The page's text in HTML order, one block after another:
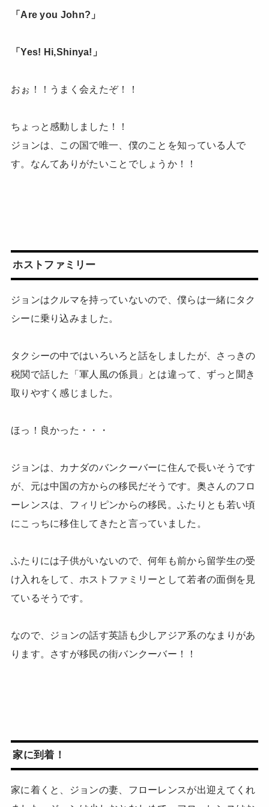
「Are you John?」
「Yes! Hi,Shinya!」
おぉ！！うまく会えたぞ！！
ちょっと感動しました！！
ジョンは、この国で唯一、僕のことを知っている人で
す。なんてありがたいことでしょうか！！
ホストファミリー
ジョンはクルマを持っていないので、僕らは一緒にタク
シーに乗り込みました。
タクシーの中ではいろいろと話をしましたが、さっきの
税関で話した「軍人風の係員」とは違って、ずっと聞き
取りやすく感じました。
ほっ！良かった・・・
ジョンは、カナダのバンクーバーに住んで長いそうです
が、元は中国の方からの移民だそうです。奥さんのフロ
ーレンスは、フィリピンからの移民。ふたりとも若い頃
にこっちに移住してきたと言っていました。
ふたりには子供がいないので、何年も前から留学生の受
け入れをして、ホストファミリーとして若者の面倒を見
ているそうです。
なので、ジョンの話す英語も少しアジア系のなまりがあ
ります。さすが移民の街バンクーバー！！
家に到着！
家に着くと、ジョンの妻、フローレンスが出迎えてくれ